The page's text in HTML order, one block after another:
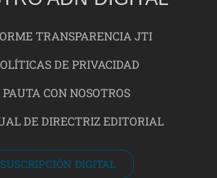
TRANSPARENCIA JTI
DE PRIVACIDAD
PAUTA CON NOSOTROS
DE DIRECTRIZ EDITORIAL
SUSCRIPCIÓN DIGITAL